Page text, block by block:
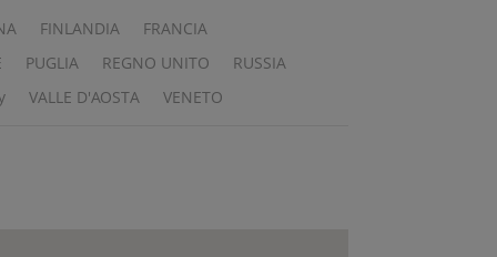
FINLANDIA
FRANCIA
PUGLIA REGNO UNITO
RUSSIA
VALLE D'AOSTA VENETO